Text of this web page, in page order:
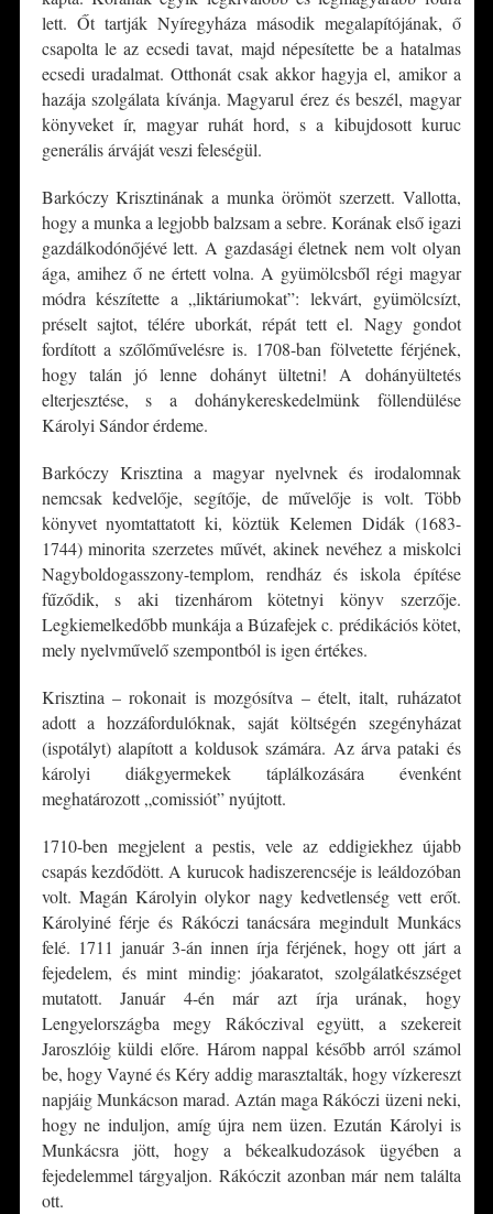
lett. Őt tartják Nyíregyháza második megalapítójának, ő
csapolta le az ecsedi tavat, majd népesítette be a hatalmas
ecsedi uradalmat. Otthonát csak akkor hagyja el, amikor a
hazája szolgálata kívánja. Magyarul érez és beszél, magyar
könyveket ír, magyar ruhát hord, s a kibujdosott kuruc
generális árváját veszi feleségül.
Barkóczy Krisztinának a munka örömöt szerzett. Vallotta,
hogy a munka a legjobb balzsam a sebre. Korának első igazi
gazdálkodónőjévé lett. A gazdasági életnek nem volt olyan
ága, amihez ő ne értett volna. A gyümölcsből régi magyar
módra készítette a „liktáriumokat”: lekvárt, gyümölcsízt,
préselt sajtot, télére uborkát, répát tett el. Nagy gondot
fordított a szőlőművelésre is. 1708-ban fölvetette férjének,
hogy talán jó lenne dohányt ültetni! A dohányültetés
elterjesztése, s a dohánykereskedelmünk föllendülése
Károlyi Sándor érdeme.
Barkóczy Krisztina a magyar nyelvnek és irodalomnak
nemcsak kedvelője, segítője, de művelője is volt. Több
könyvet nyomtattatott ki, köztük Kelemen Didák (1683-
1744) minorita szerzetes művét, akinek nevéhez a miskolci
Nagyboldogasszony-templom, rendház és iskola építése
fűződik, s aki tizenhárom kötetnyi könyv szerzője.
Legkiemelkedőbb munkája a Búzafejek c. prédikációs kötet,
mely nyelvművelő szempontból is igen értékes.
Krisztina – rokonait is mozgósítva – ételt, italt, ruházatot
adott a hozzáfordulóknak, saját költségén szegényházat
(ispotályt) alapított a koldusok számára. Az árva pataki és
károlyi diákgyermekek táplálkozására évenként
meghatározott „comissiót” nyújtott.
1710-ben megjelent a pestis, vele az eddigiekhez újabb
csapás kezdődött. A kurucok hadiszerencséje is leáldozóban
volt. Magán Károlyin olykor nagy kedvetlenség vett erőt.
Károlyiné férje és Rákóczi tanácsára megindult Munkács
felé. 1711 január 3-án innen írja férjének, hogy ott járt a
fejedelem, és mint mindig: jóakaratot, szolgálatkészséget
mutatott. Január 4-én már azt írja urának, hogy
Lengyelországba megy Rákóczival együtt, a szekereit
Jaroszlóig küldi előre. Három nappal később arról számol
be, hogy Vayné és Kéry addig marasztalták, hogy vízkereszt
napjáig Munkácson marad. Aztán maga Rákóczi üzeni neki,
hogy ne induljon, amíg újra nem üzen. Ezután Károlyi is
Munkácsra jött, hogy a békealkudozások ügyében a
fejedelemmel tárgyaljon. Rákóczit azonban már nem találta
ott.